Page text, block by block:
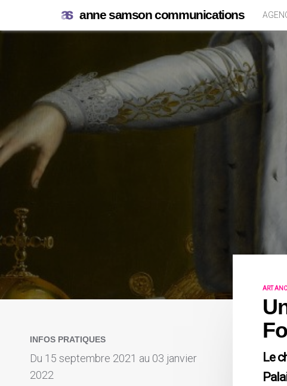
anne samson communications
INFOS PRATIQUES
Du 15 septembre 2021 au 03 janvier
2022
ART
Le